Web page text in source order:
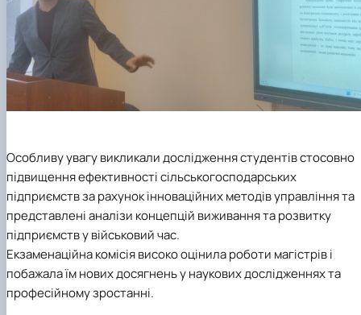
Особливу увагу викликали дослідження студентів стосовно
підвищення ефективності сільськогосподарських
підприємств за рахунок інноваційних методів управління та
представлені аналізи концепцій виживання та розвитку
підприємств у військовий час.
Екзаменаційна комісія високо оцінила роботи магістрів і
побажала їм нових досягнень у наукових дослідженнях та
професійному зростанні.